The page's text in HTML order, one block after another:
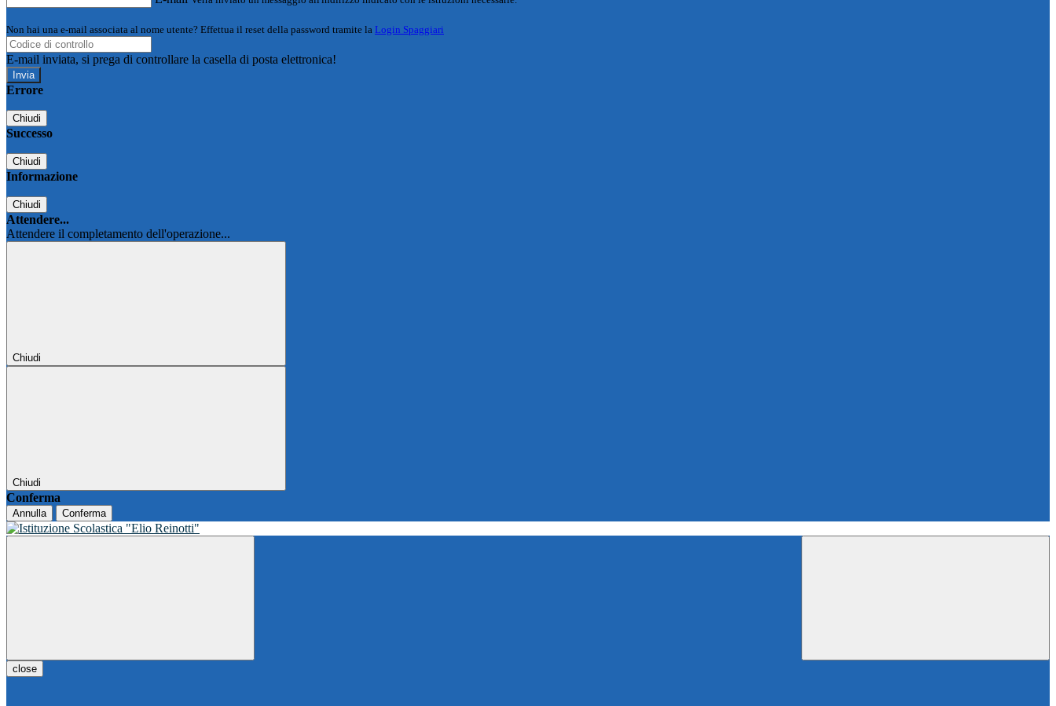
Non hai una e-mail associata al nome utente? Effettua il reset della password tramite la Login Spaggiari
E-mail inviata, si prega di controllare la casella di posta elettronica!
Errore
Chiudi
Successo
Chiudi
Informazione
Chiudi
Attendere...
Attendere il completamento dell'operazione...
Chiudi
Chiudi
Conferma
Annulla Conferma
close